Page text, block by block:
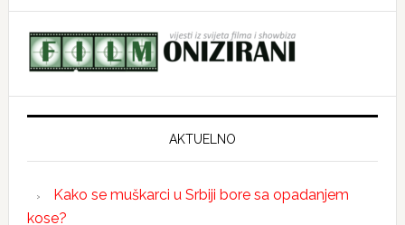
AKTUELNO
Kako se muškarci u Srbiji bore sa opadanjem
kose?